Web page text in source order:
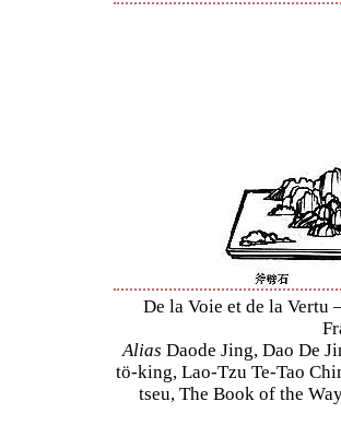
De la Voie et de la Vertu
Alias Daode Jing, Dao De
tö-king, Lao-Tzu Te-Tao
tseu, The Book of the